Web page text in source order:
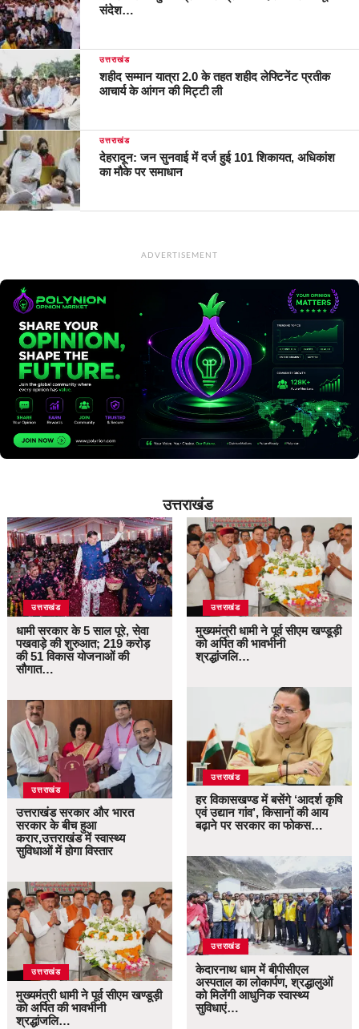
संदेश…
उत्तराखंड
शहीद सम्मान यात्रा 2.0 के तहत शहीद लेफ्टिनेंट प्रतीक
आचार्य के आंगन की मिट्टी ली
उत्तराखंड
देहरादून: जन सुनवाई में दर्ज हुई 101 शिकायत, अधिकांश
का मौके पर समाधान
ADVERTISEMENT
उत्तराखंड
उत्तराखंड
धामी सरकार के 5 साल पूरे, सेवा
पखवाड़े की शुरुआत; 219 करोड़
की 51 विकास योजनाओं की
सौगात…
उत्तराखंड
उत्तराखंड सरकार और भारत
सरकार के बीच हुआ
करार,उत्तराखंड में स्वास्थ्य
सुविधाओं में होगा विस्तार
उत्तराखंड
मुख्यमंत्री धामी ने पूर्व सीएम खण्डूड़ी
को अर्पित की भावभीनी
श्रद्धांजलि…
उत्तराखंड
मुख्यमंत्री धामी ने पूर्व सीएम खण्डूड़ी
को अर्पित की भावभीनी
श्रद्धांजलि…
उत्तराखंड
हर विकासखण्ड में बसेंगे ‘आदर्श कृषि
एवं उद्यान गांव’, किसानों की आय
बढ़ाने पर सरकार का फोकस…
उत्तराखंड
केदारनाथ धाम में बीपीसीएल
अस्पताल का लोकार्पण, श्रद्धालुओं
को मिलेंगी आधुनिक स्वास्थ्य
सुविधाएं…